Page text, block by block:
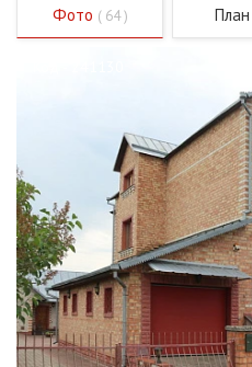
Фото ( 64 ) План